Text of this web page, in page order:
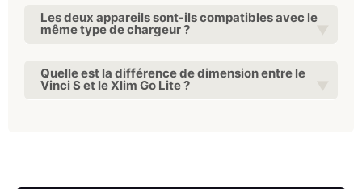
Les deux appareils sont-ils compatibles avec le
même type de chargeur ?
Quelle est la différence de dimension entre le
Vinci S et le Xlim Go Lite ?